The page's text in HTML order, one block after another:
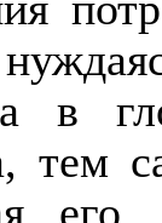
в
тем
его,